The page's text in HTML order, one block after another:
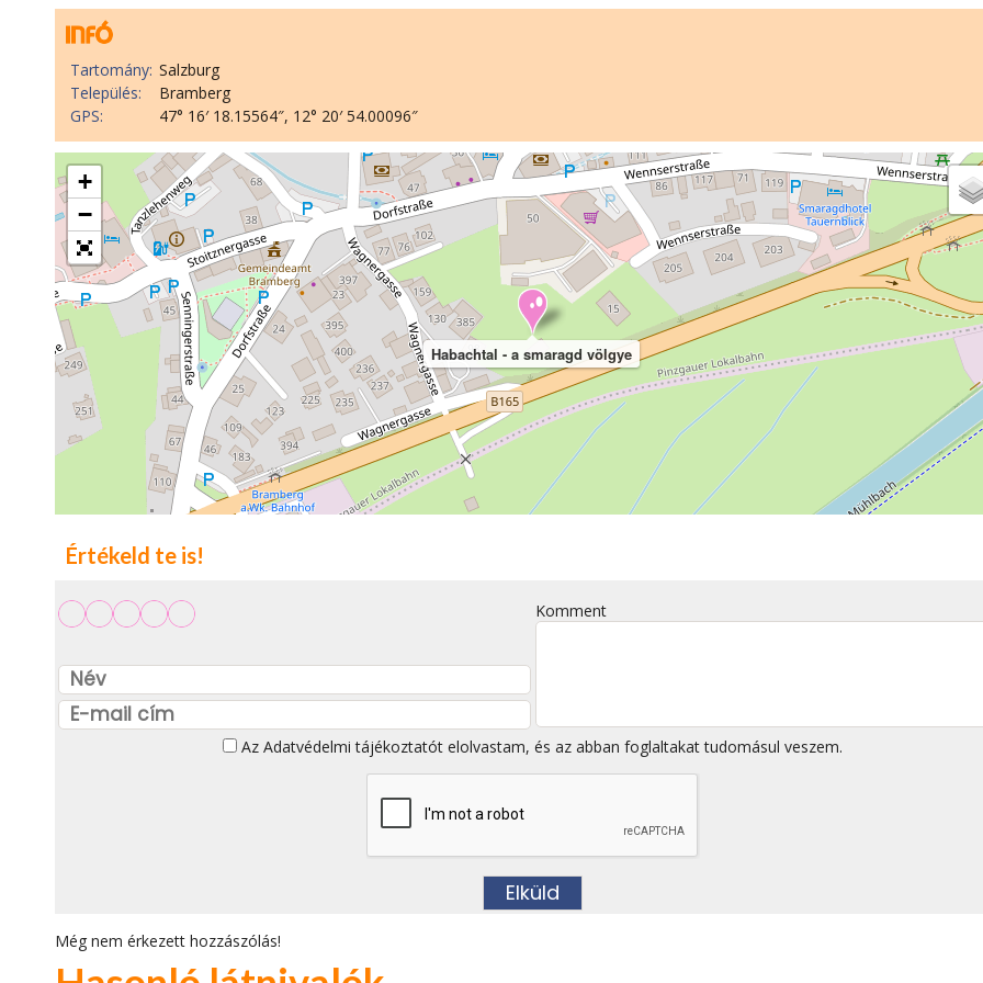
Tartomány: Salzburg
Település:
Bramberg
GPS:
47° 16′ 18.15564″, 12° 20′ 54.00096″
Habachtal - a smaragd völgye
+
−
Értékeld te is!
Komment
Az Adatvédelmi tájékoztatót elolvastam, és az abban foglaltakat tudomásul veszem.
Még nem érkezett hozzászólás!